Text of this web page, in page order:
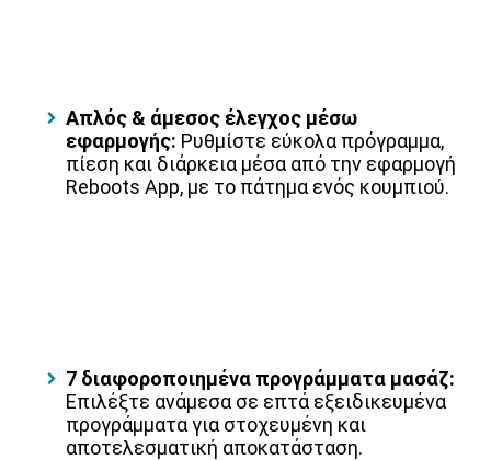
Απλός & άμεσος έλεγχος μέσω
εφαρμογής: Ρυθμίστε εύκολα πρόγραμμα,
πίεση και διάρκεια μέσα από την εφαρμογή
Reboots App, με το πάτημα ενός κουμπιού.
7 διαφοροποιημένα προγράμματα μασάζ:
Επιλέξτε ανάμεσα σε επτά εξειδικευμένα
προγράμματα για στοχευμένη και
αποτελεσματική αποκατάσταση.